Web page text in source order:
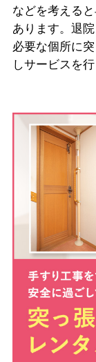
などを考える
あります。退
必要な個所に
しサービスを行